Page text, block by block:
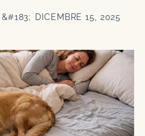
DICEMBRE 15, 2025